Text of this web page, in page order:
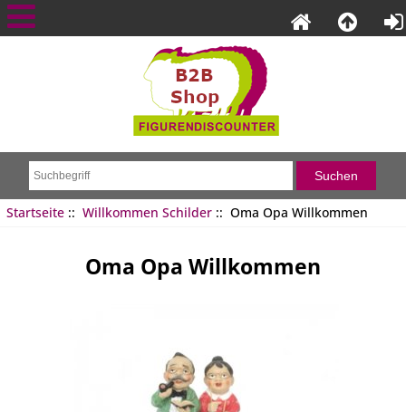
Startseite:: Willkommen Schilder:: Oma Opa Willkommen
Oma Opa Willkommen